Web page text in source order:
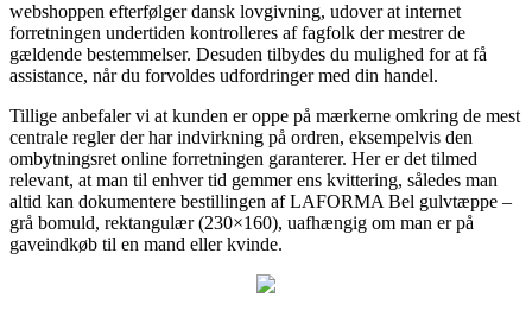
webshoppen efterfølger dansk lovgivning, udover at internet
forretningen undertiden kontrolleres af fagfolk der mestrer de
gældende bestemmelser. Desuden tilbydes du mulighed for at få
assistance, når du forvoldes udfordringer med din handel.
Tillige anbefaler vi at kunden er oppe på mærkerne omkring de mest
centrale regler der har indvirkning på ordren, eksempelvis den
ombytningsret online forretningen garanterer. Her er det tilmed
relevant, at man til enhver tid gemmer ens kvittering, således man
altid kan dokumentere bestillingen af LAFORMA Bel gulvtæppe –
grå bomuld, rektangulær (230×160), uafhængig om man er på
gaveindkøb til en mand eller kvinde.